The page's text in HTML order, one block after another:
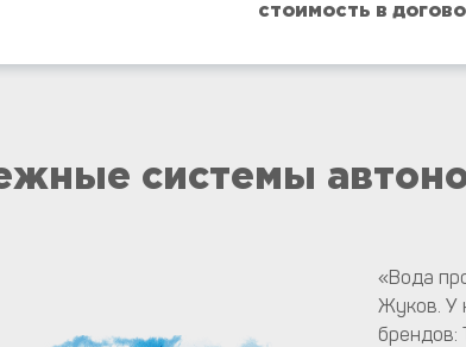
стоимость в
системы
«Вода
Жуков. У
брендов: